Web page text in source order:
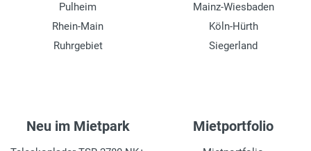
Pulheim
Rhein-Main
Ruhrgebiet
Mainz-Wiesbaden
Köln-Hürth
Siegerland
Neu im Mietpark Mietportfolio